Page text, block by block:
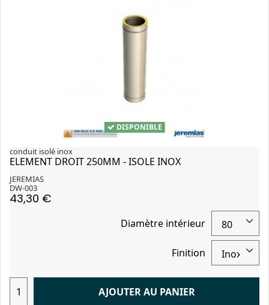
DISPONIBLE
conduit isolé inox
ELEMENT DROIT 250MM - ISOLE INOX
JEREMIAS
DW-003
43,30 €
Diamètre intérieur
Finition
AJOUTER AU PANIER